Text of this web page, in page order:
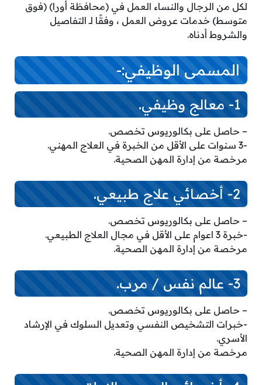
لكل من الرجال والنساء العمل في (محافظة أورا) (فوق
متوسط) خدمات عروض العمل ، وفقًا لـ التفاصيل
والشروط أدناه.
المسمى الوظيفي:-
1- معالج وظيفي.
– حاصل على بكالوريوس تخصص.
-3 سنوات على الأقل من الخبرة في العلاج المهني.
مرخصة من إدارة المهن الصحية.
2- أخصائي علاج طبيعي.
– حاصل على بكالوريوس تخصص.
-خبرة 3 اعوام على الأقل في مجال العلاج الطبيعي.
مرخصة من إدارة المهن الصحية.
3- عالم نفس / مرب.
– حاصل على بكالوريوس تخصص.
-خبرات التشخيص النفسي وتعديل السلوك في الإرشاد
الأسري.
مرخصة من إدارة المهن الصحية.